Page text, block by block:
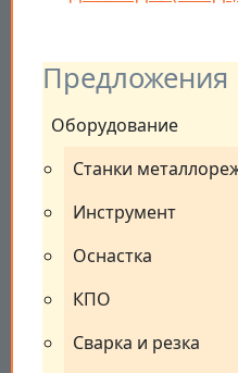
Предложения
Оборудование
Станки
Инструмент
Оснастка
КПО
Сварка и резка